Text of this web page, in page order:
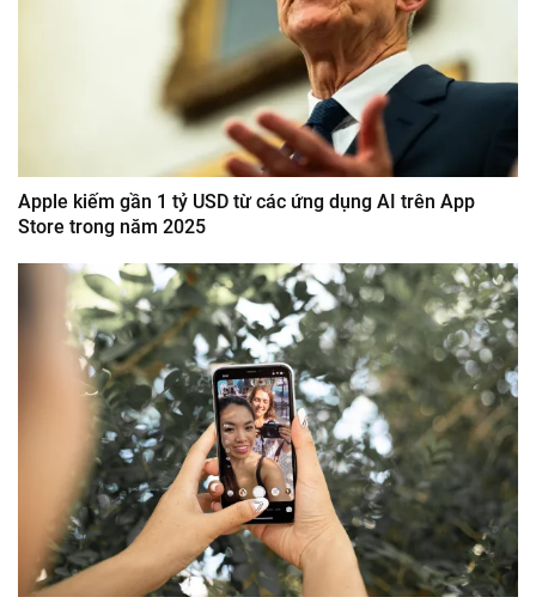
Apple kiếm gần 1 tỷ USD từ các ứng dụng AI trên App
Store trong năm 2025